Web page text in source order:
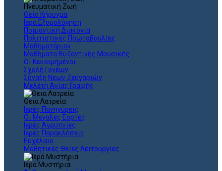
Πνευματική Ζωή
Θείο Κήρυγμα
Ιερά Εξομολόγηση
Ποιμαντική Διακονία
Πολιτιστικές Πρωτοβουλίες
Μαθηματάριον
Μαθήματα Βυζαντινής Μουσικής
Οι Κεκοιμημένοι
Σχολή Γονέων
Σύναξη Νέων Ζευγαριών
Μελέτη Αγίας Γραφής
Θεια Λατρεία
Ιερές Πανηγύρεις
Οι Μεγάλες Εορτές
Ιερές Αγρυπνίες
Ιερές Παρακλήσεις
Ευχέλαιο
Μαθητικές Θείες Λειτουργίες
Ιερά Μυστήρια